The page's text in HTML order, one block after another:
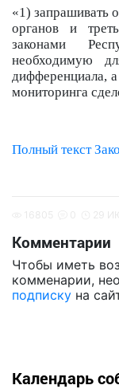
«1) запрашивать
органов и
законами
необходимую
дифференциала,
мониторинга
Полный текст
Комментарии
Чтобы иметь
комменарии,
подписку на
Календарь